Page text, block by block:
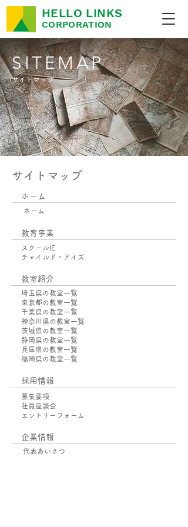
HELLO LINKS
CORPORATION
SITEMAP
サイトマップ
サイトマップ
ホーム
ホーム
教育事業
​スクールIE
​チャイルド・アイズ
教室紹介
埼玉県の教室一覧
東京都の教室一覧
​千葉県の教室一覧
神奈川県の教室一覧
茨城県の教室一覧
静岡県の教室一覧
兵庫県の教室一覧
福岡県の教室一覧
採用情報
募集要項
社員座談会
エントリーフォーム
企業情報
代表あいさつ